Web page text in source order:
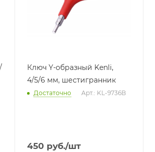
Ключ Y-образный Kenli,
4/5/6 мм, шестигранник
Достаточно Арт.: KL-9736B
450 руб./шт